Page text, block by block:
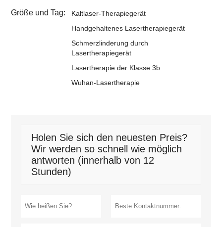
Größe und Tag:
Kaltlaser-Therapiegerät
Handgehaltenes Lasertherapiegerät
Schmerzlinderung durch
Lasertherapiegerät
Lasertherapie der Klasse 3b
Wuhan-Lasertherapie
Holen Sie sich den neuesten Preis?
Wir werden so schnell wie möglich
antworten (innerhalb von 12
Stunden)